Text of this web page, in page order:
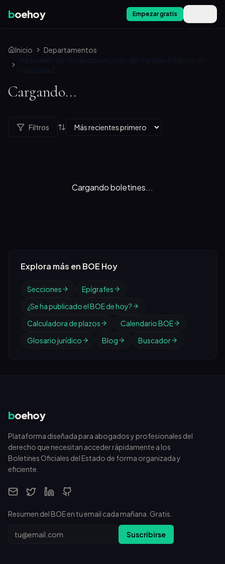
boehoy Empezar gratis
Inicio
Departamentos
tribunales-de-instancia-sección-de-familia-infancia-y-
Cargando...
Filtros
Cargando boletines...
Explora más en BOE Hoy
Secciones
Epígrafes
¿Se ha publicado el BOE de hoy?
Calculadora de plazos
Calendario BOE
Glosario jurídico
Blog Buscador
boehoy
Plataforma diseñada para abogados y profesionales del
derecho que necesitan acceder rápidamente a los
Boletines Oficiales del Estado de forma organizada y
eficiente.
Resumen del BOE en tu email cada mañana. Gratis.
Email Suscribirse